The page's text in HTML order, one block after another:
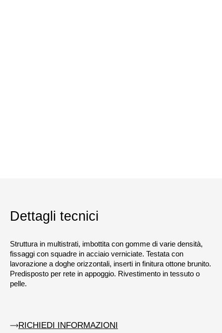
Dettagli tecnici
Struttura in multistrati, imbottita con gomme di varie densità,
fissaggi con squadre in acciaio verniciate. Testata con
lavorazione a doghe orizzontali, inserti in finitura ottone brunito.
Predisposto per rete in appoggio. Rivestimento in tessuto o
pelle.
RICHIEDI INFORMAZIONI